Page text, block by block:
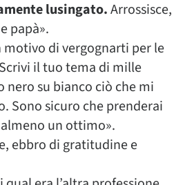
lusingato.Arrossisce,
papà».
motivo di vergognarti per le
il tuo tema di mille
su bianco ciò che mi
Sono sicuro che prenderai
un ottimo».
ebbro di gratitudine e